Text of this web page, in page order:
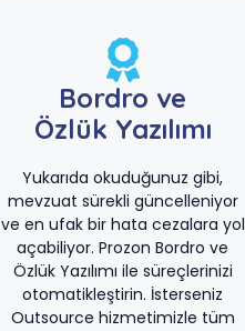
Bordro ve
Özlük Yazılımı
Yukarıda okuduğunuz gibi,
mevzuat sürekli güncelleniyor
ve en ufak bir hata cezalara yol
açabiliyor. Prozon Bordro ve
Özlük Yazılımı ile süreçlerinizi
otomatikleştirin. İsterseniz
Outsource hizmetimizle tüm